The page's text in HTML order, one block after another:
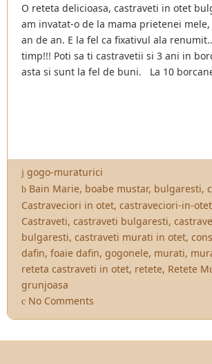
O reteta delicioasa, castraveti in otet
am invatat-o de la mama prietenei
an de an. E la fel ca fixativul ala
timp!!! Poti sa ti castravetii si 3 ani in
asta si sunt la fel de buni. La 10
gogo-muraturici
Bain Marie, boabe mustar, bulgaresti,
Castraveciori in otet, castraveciori-in-
Castraveti, castraveti bulgaresti,
bulgaresti, castraveti murati in otet,
dafin, foaie dafin, gogonele, murati,
reteta castraveti in otet, retete, Retete
grunjoasa
No Comments